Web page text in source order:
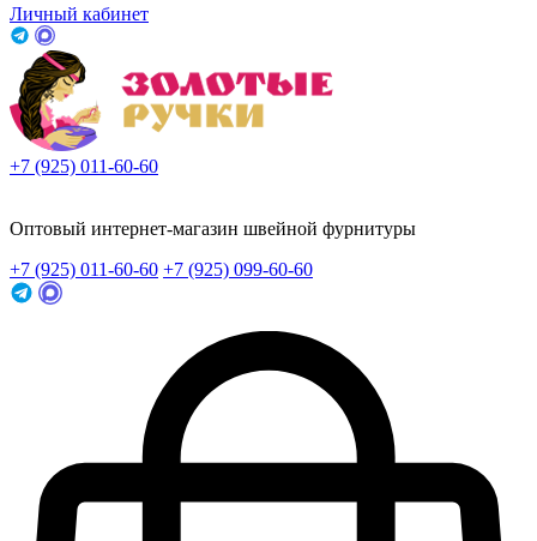
Личный кабинет
+7 (925) 011-60-60
Оптовый интернет-магазин швейной фурнитуры
+7 (925) 011-60-60 +7 (925) 099-60-60